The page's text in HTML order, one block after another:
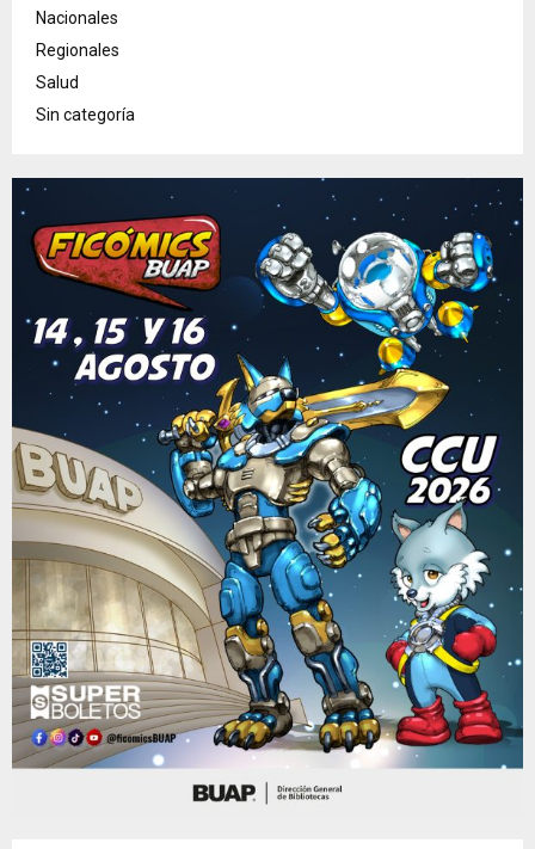
Nacionales
Regionales
Salud
Sin categoría